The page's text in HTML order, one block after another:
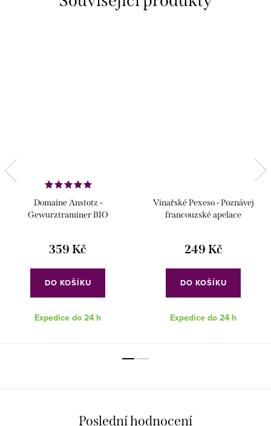
Domaine Anstotz -
Gewurztraminer BIO
359 Kč
DO KOŠÍKU
Expedice do 24 h
Vinařské Pexeso - Poznávej
francouzské apelace
249 Kč
DO KOŠÍKU
Expedice do 24 h
Poslední hodnocení